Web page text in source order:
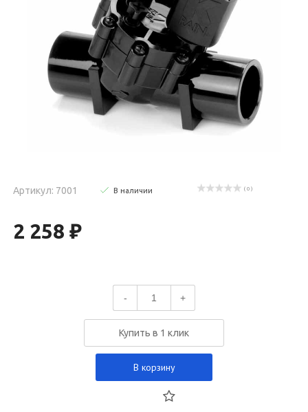
Артикул: 7001 В наличии ( 0 )
2 258 ₽
- +
Купить в 1 клик
В корзину